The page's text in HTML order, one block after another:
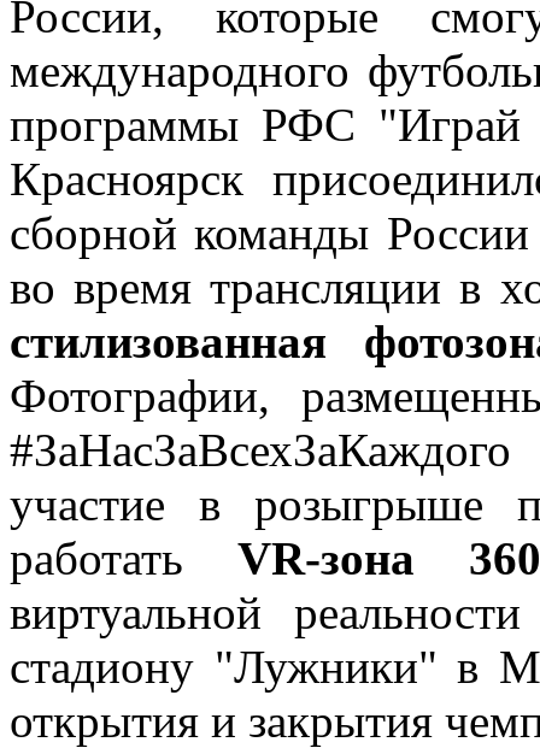
России, которые
международного
программы РФС "Играй
Красноярск
сборной команды
во время трансляции в
стилизованная
Фотографии,
участие в розыгрыше
работать VR-зона
виртуальной
стадиону "Лужники" в
открытия и закрытия